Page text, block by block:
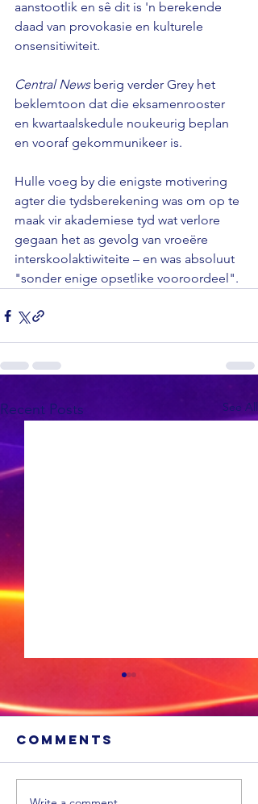
aanstootlik en sê dit is 'n berekende
daad van provokasie en kulturele
onsensitiwiteit.
Central News berig verder Grey het
beklemtoon dat die eksamenrooster
en kwartaalskedule noukeurig beplan
en vooraf gekommunikeer is.
Hulle voeg by die enigste motivering
agter die tydsberekening was om op te
maak vir akademiese tyd wat verlore
gegaan het as gevolg van vroeëre
interskoolaktiwiteite – en was absoluut
"sonder enige opsetlike vooroordeel".
Recent Posts See All
Comments